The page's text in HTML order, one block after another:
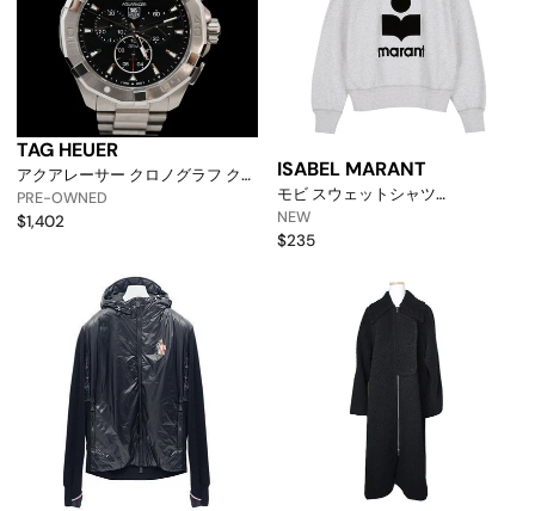
TAG HEUER
アクアレーサー クロノグラフ クォ
ーツ スチール ブラック 43mm
7955102606 151829509 [p]
PRE-OWNED
$1,402
ISABEL MARANT
モビ スウェットシャツ
147406548 [p]
NEW
$235